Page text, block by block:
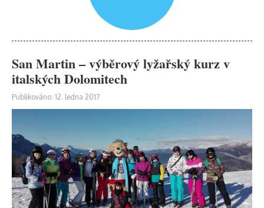
San Martin – výběrový lyžařský kurz v
italských Dolomitech
Publikováno: 12. ledna 2017